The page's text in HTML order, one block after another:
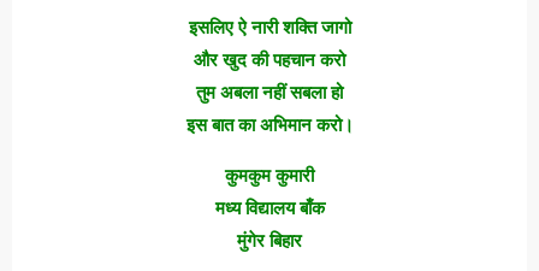
इसलिए ऐ नारी शक्ति जागो
और खुद की पहचान करो
तुम अबला नहीं सबला हो
इस बात का अभिमान करो।
कुमकुम कुमारी
मध्य विद्यालय बाँक
मुंगेर बिहार